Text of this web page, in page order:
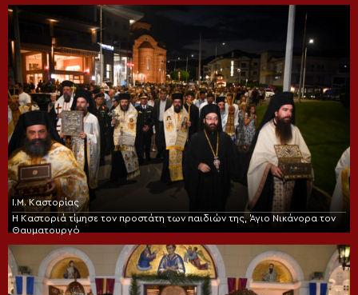
Ι.Μ. Καστορίας
Η Καστοριά τίμησε τον προστάτη των παιδιών της, Άγιο Νικάνορα τον
Θαυματουργό